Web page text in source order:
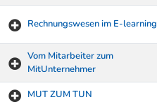
Rechnungswesen im E-learning
Vom Mitarbeiter zum
MitUnternehmer
MUT ZUM TUN